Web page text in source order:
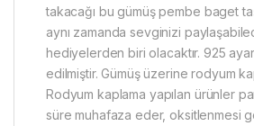
takacağı bu gümüş pembe baget
aynı zamanda sevginizi
hediyelerden biri olacaktır. 925
edilmiştir. Gümüş üzerine rodyum
Rodyum kaplama yapılan ürünler
süre muhafaza eder, oksitlenmesi